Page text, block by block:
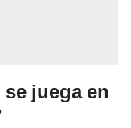
juega en